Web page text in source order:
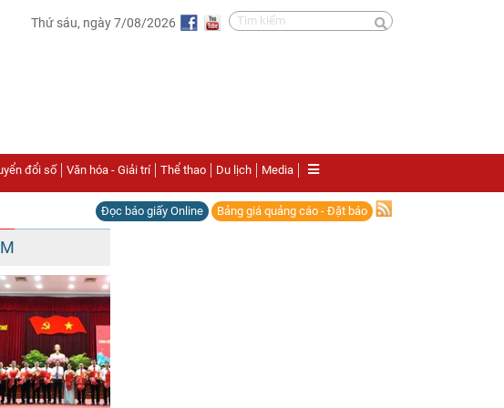
Thứ sáu, ngày 7/08/2026
đổi số Văn hóa - Giải trí Thể thao Du lịch Media
Đọc báo giấy Online Bảng giá quảng cáo - Đặt báo